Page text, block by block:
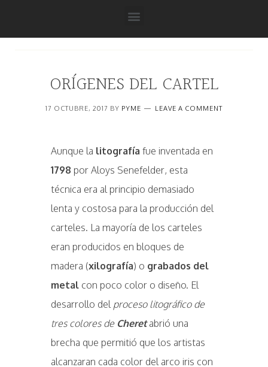
ORÍGENES DEL CARTEL
17 OCTUBRE, 2017 BY PYME LEAVE A COMMENT
Aunque la litografía fue inventada en
1798 por Aloys Senefelder, esta
técnica era al principio demasiado
lenta y costosa para la producción del
carteles. La mayoría de los carteles
eran producidos en bloques de
madera (xilografía) o grabados del
metalcon poco color o diseño. El
desarrollo del proceso litográfico de
tres colores de Cheretabrió una
brecha que permitió que los artistas
alcanzaran cada color del arco iris con